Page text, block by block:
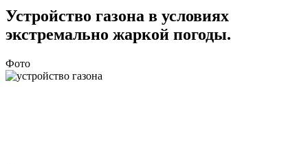
Устройство газона в условиях
экстремально жаркой погоды.
Фото